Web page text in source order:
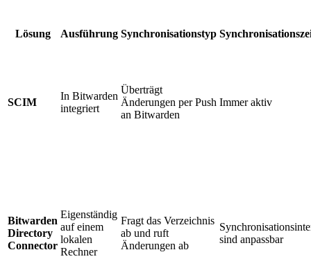
Lösung Ausführung Synchronisationstyp
SCIM
In Bitwarden
integriert
Überträgt
Änderungen per Push
an Bitwarden
Immer aktiv
Bitwarden
Directory
Connector
Eigenständig
auf einem
lokalen
Rechner
Fragt das Verzeichnis
ab und ruft
Änderungen ab
sind anpassbar